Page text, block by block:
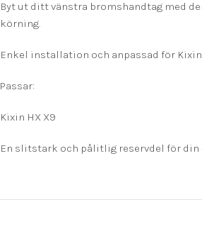
Byt ut ditt vänstra bromshandtag med
körning.
Enkel installation och anpassad för
Passar:
Kixin HX X9
En slitstark och pålitlig reservdel för din